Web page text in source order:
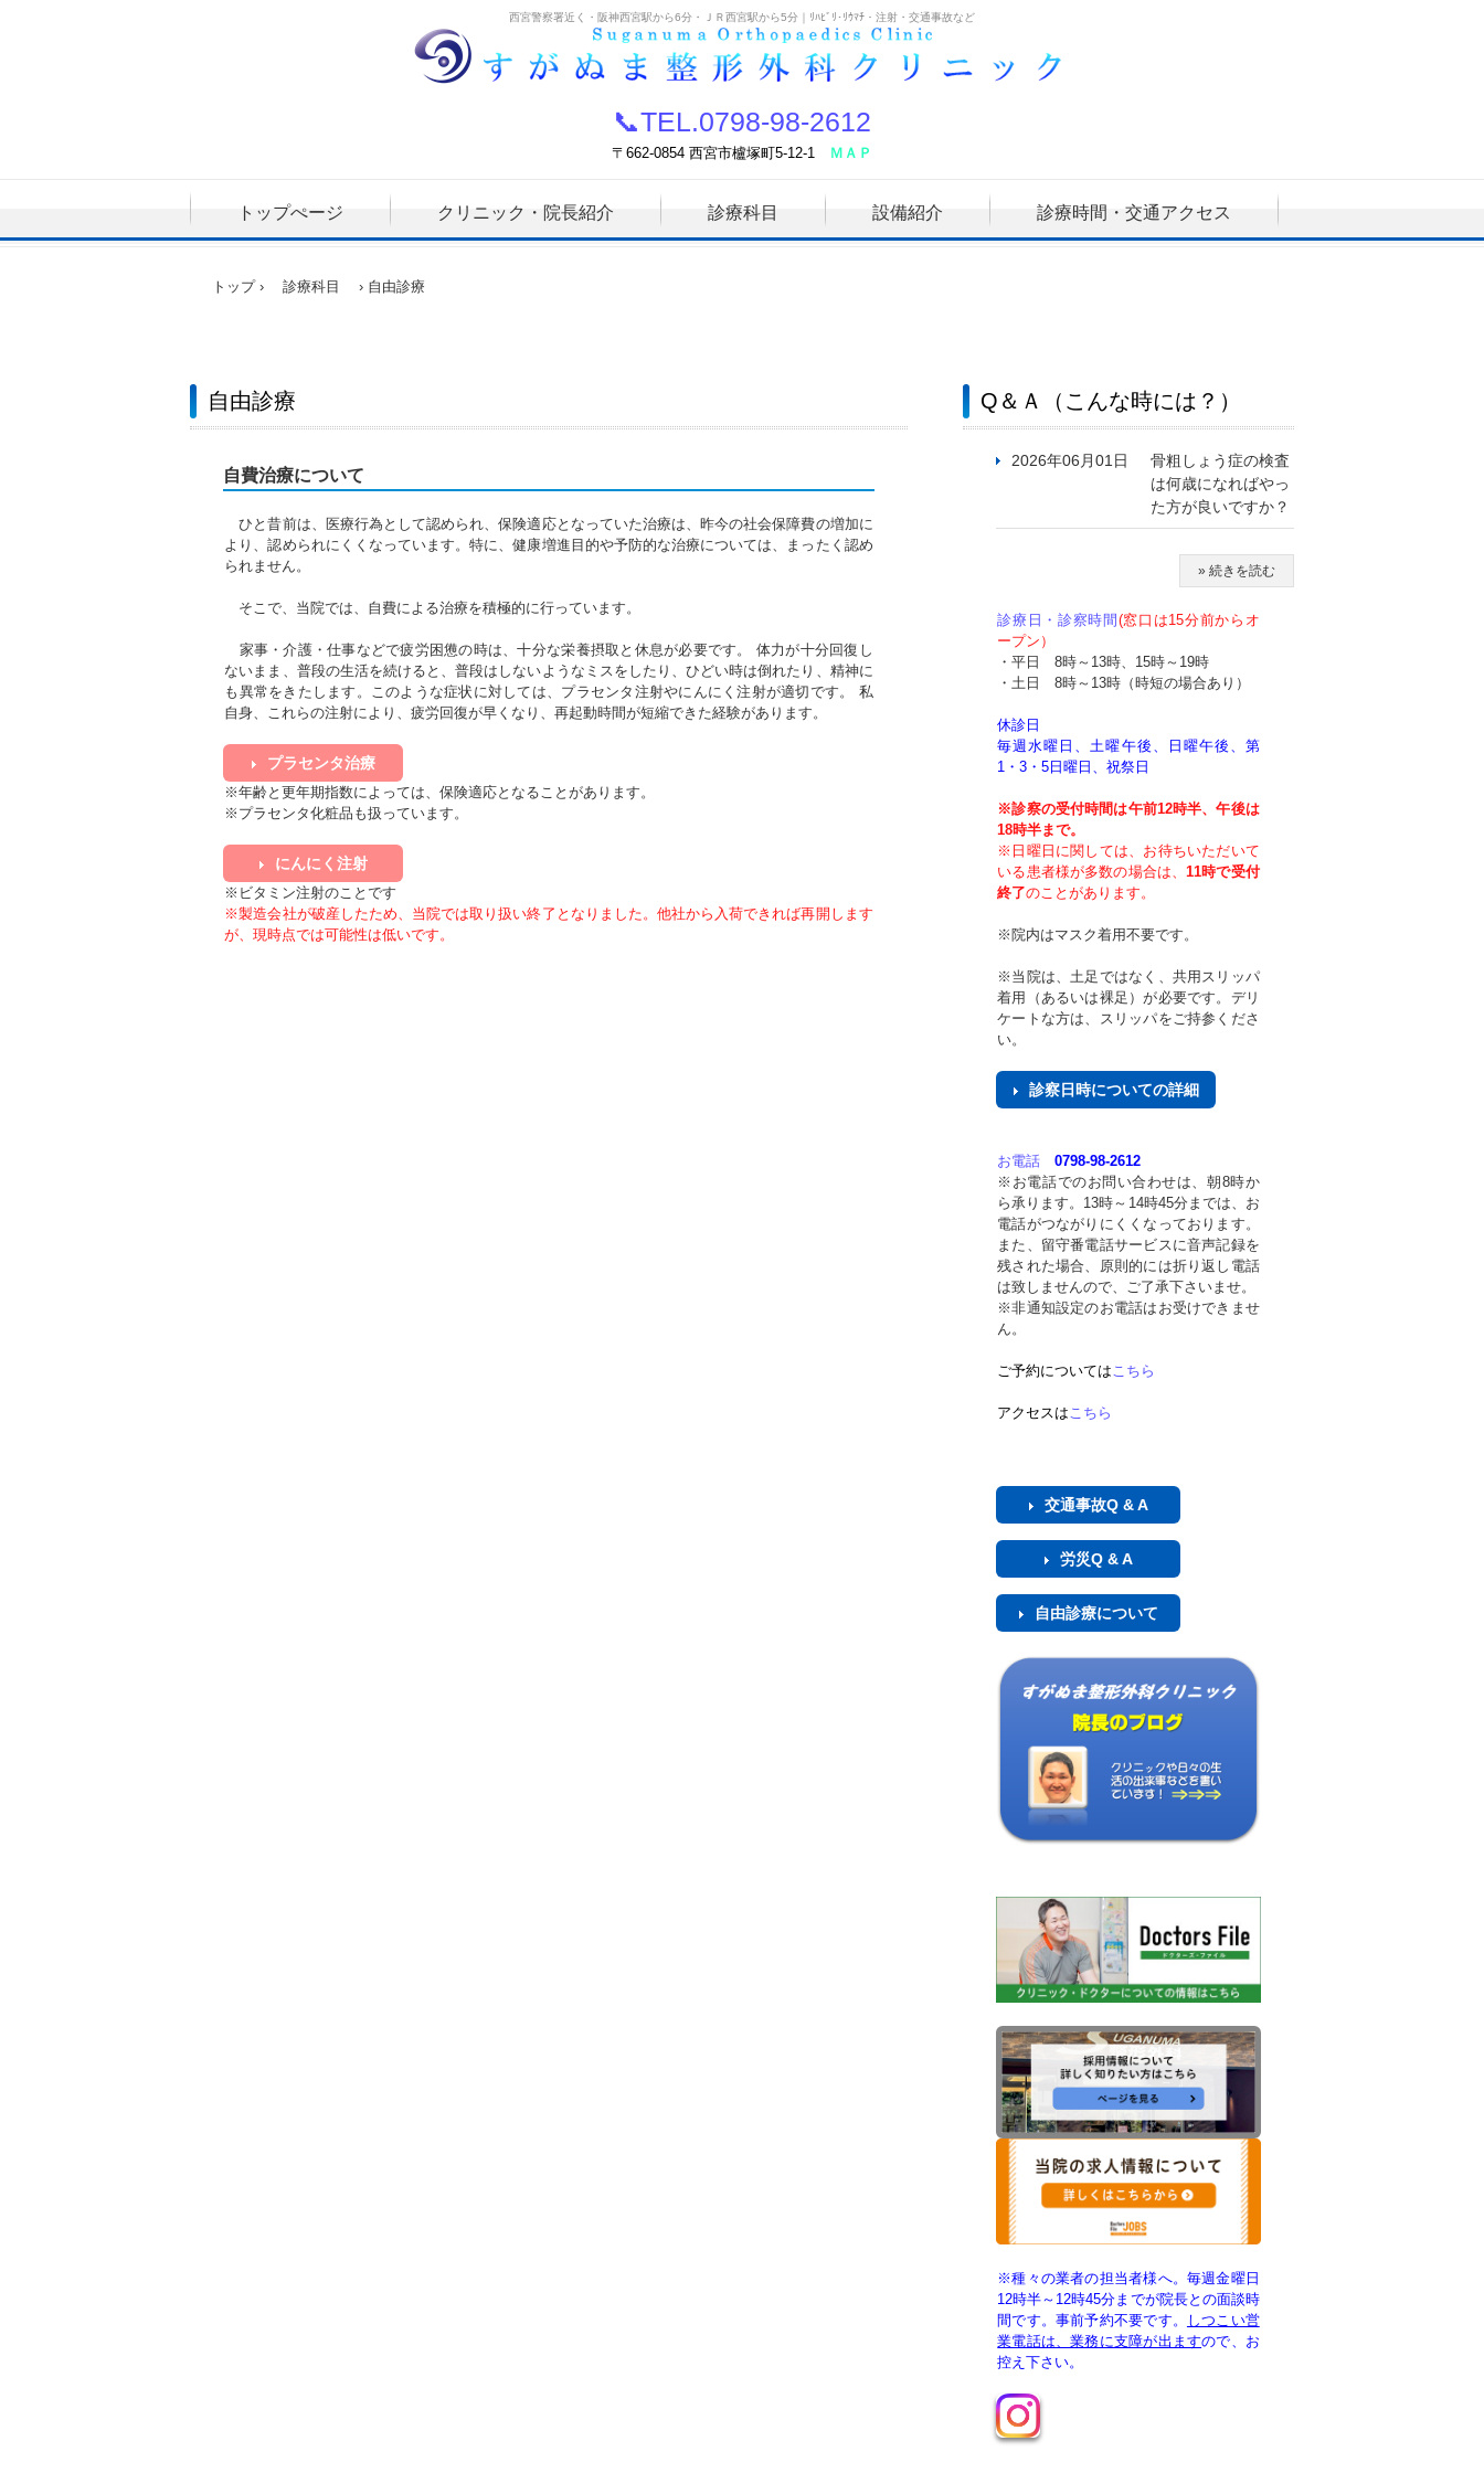
西宮警察署近く・阪神西宮駅から6分・ＪＲ西宮駅から5分｜ﾘﾊﾋﾞﾘ･ﾘｳﾏﾁ・注射・交通事故など
📞TEL.0798-98-2612
〒662-0854 西宮市櫨塚町5-12-1 ＭＡＰ
トップぺージ クリニック・院長紹介 診療科目 設備紹介 診療時間・交通アクセス
トップ › 診療科目 › 自由診療
自由診療
自費治療について
ひと昔前は、医療行為として認められ、保険適応となっていた治療は、昨今の社会保障費の増加に
より、認められにくくなっています。特に、健康増進目的や予防的な治療については、まったく認め
られません。
そこで、当院では、自費による治療を積極的に行っています。
家事・介護・仕事などで疲労困憊の時は、十分な栄養摂取と休息が必要です。 体力が十分回復し
ないまま、普段の生活を続けると、普段はしないようなミスをしたり、ひどい時は倒れたり、精神に
も異常をきたします。このような症状に対しては、プラセンタ注射やにんにく注射が適切です。 私
自身、これらの注射により、疲労回復が早くなり、再起動時間が短縮できた経験があります。
プラセンタ治療
※年齢と更年期指数によっては、保険適応となることがあります。
※プラセンタ化粧品も扱っています。
にんにく注射
※ビタミン注射のことです
※製造会社が破産したため、当院では取り扱い終了となりました。他社から入荷できれば再開します
が、現時点では可能性は低いです。
Q＆Ａ（こんな時には？）
2026年06月01日
骨粗しょう症の検査
は何歳になればやっ
た方が良いですか？
» 続きを読む
診療日・診察時間 (窓口は15分前からオ
ープン）
・平日 8時～13時、15時～19時
・土日 8時～13時（時短の場合あり）
休診日
毎週水曜日、土曜午後、日曜午後、第
1・3・5日曜日、祝祭日
※診察の受付時間は午前12時半、午後は
18時半まで。
※日曜日に関しては、お待ちいただいて
いる患者様が多数の場合は、11時で受付
終了のことがあります。
※院内はマスク着用不要です。
※当院は、土足ではなく、共用スリッパ
着用（あるいは裸足）が必要です。デリ
ケートな方は、スリッパをご持参くださ
い。
診察日時についての詳細
お電話
0798-98-2612
※お電話でのお問い合わせは、朝8時か
ら承ります。13時～14時45分までは、お
電話がつながりにくくなっております。
また、留守番電話サービスに音声記録を
残された場合、原則的には折り返し電話
は致しませんので、ご了承下さいませ。
※非通知設定のお電話はお受けできませ
ん。
ご予約についてはこちら
アクセスはこちら
交通事故Q & A
労災Q & A
自由診療について
※種々の業者の担当者様へ。毎週金曜日
12時半～12時45分までが院長との面談時
間です。事前予約不要です。
しつこい営
業電話は、業務に支障が出ますので、お
控え下さい。